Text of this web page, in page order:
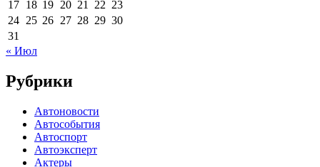
17 18 19 20 21 22 23
24 25 26 27 28 29 30
31
« Июл
Рубрики
Автоновости
Автособытия
Автоспорт
Автоэксперт
Актеры